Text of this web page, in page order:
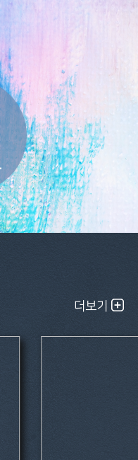
더보기